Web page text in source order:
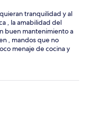
tranquilidad y al
, la amabilidad del
buen mantenimiento a
, mandos que no
menaje de cocina y